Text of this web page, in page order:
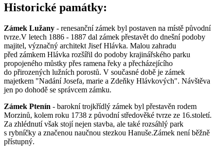
Historické památky:
Zámek Lužany - renesanční zámek byl postaven na místě původní
tvrze.V letech 1886 - 1887 dal zámek přestavět do dnešní podoby
majitel, význačný architekt Jisef Hlávka. Malou zahradu
před zámkem Hlávka rozšířil do podoby krajinářského parku
propojeného můstky přes ramena řeky a přecházejícího
do přirozených lužních porostů. V současné době je zámek
majetkem "Nadání Josefa, marie a Zdeňky Hlávkových". Návštěva
jen po dohodě se správcem zámku.
Zámek Ptenín - barokní trojkřídlý zámek byl přestavěn rodem
Morzinů, kolem roku 1738 z původní středověké tvrze ze 16.století.
Za zhlédnutí však stojí nejen stavba, ale také rozsáhlý park
s rybníčky a značenou naučnou stezkou Hanuše.Zámek není běžně
přístupný.